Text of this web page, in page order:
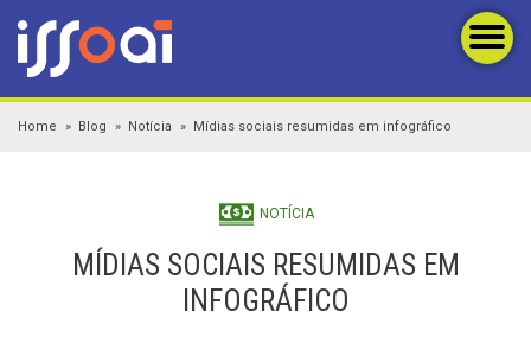
Home Blog Notícia Mídias sociais resumidas em infográfico
NOTÍCIA
MÍDIAS SOCIAIS RESUMIDAS EM
INFOGRÁFICO